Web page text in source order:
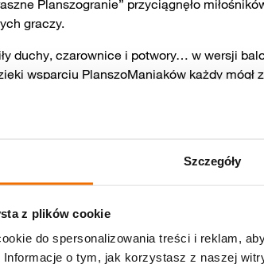
Szczegóły
z plików cookie
do spersonalizowania treści i reklam,
o tym, jak korzystasz z naszej
Planszogranie” przyciągnęło
graczy.
duchy, czarownice i potwory… w wersji
wsparciu PlanszoManiaków każdy mógł
wyjadacze.
podczas którego uczestnicy zamienili się w
okrzyków radości i oczywiście…
czasu?). Nie zabrakło też rywalizacji w
się Bingo z nagrodami, które, jak